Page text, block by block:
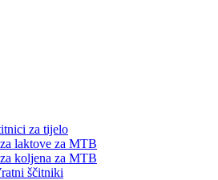
za tijelo
laktove za MTB
koljena za MTB
ščitniki